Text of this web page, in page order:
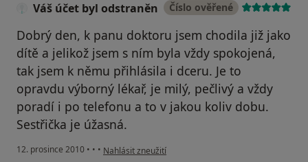
Váš účet byl odstraněn Číslo ověřené
Dobrý den, k panu doktoru jsem chodila již jako
dítě a jelikož jsem s ním byla vždy spokojená,
tak jsem k němu přihlásila i dceru. Je to
opravdu výborný lékař, je milý, pečlivý a vždy
poradí i po telefonu a to v jakou koliv dobu.
Sestřička je úžasná.
12. prosince 2010 • • • podle názoru uživatele Váš účet byl odstraněn
Nahlásit zneužití